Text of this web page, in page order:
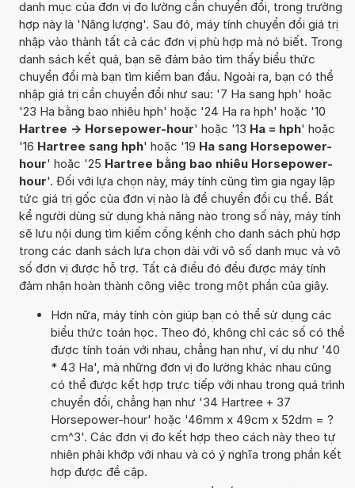
danh mục của đơn vị đo lường cần chuyển đổi, trong trường
hợp này là 'Năng lượng'. Sau đó, máy tính chuyển đổi giá trị
nhập vào thành tất cả các đơn vị phù hợp mà nó biết. Trong
danh sách kết quả, bạn sẽ đảm bảo tìm thấy biểu thức
chuyển đổi mà bạn tìm kiếm ban đầu. Ngoài ra, bạn có thể
nhập giá trị cần chuyển đổi như sau: '7 Ha sang hph' hoặc
'23 Ha bằng bao nhiêu hph' hoặc '24 Ha ra hph' hoặc '10
Hartree -> Horsepower-hour' hoặc '13 Ha = hph' hoặc
'16 Hartree sang hph' hoặc '19 Ha sang Horsepower-
hour' hoặc '25 Hartree bằng bao nhiêu Horsepower-
hour'. Đối với lựa chọn này, máy tính cũng tìm gia ngay lập
tức giá trị gốc của đơn vị nào là để chuyển đổi cụ thể. Bất
kể người dùng sử dụng khả năng nào trong số này, máy tính
sẽ lưu nội dung tìm kiếm cồng kềnh cho danh sách phù hợp
trong các danh sách lựa chọn dài với vô số danh mục và vô
số đơn vị được hỗ trợ. Tất cả điều đó đều được máy tính
đảm nhận hoàn thành công việc trong một phần của giây.
Hơn nữa, máy tính còn giúp bạn có thể sử dụng các
biểu thức toán học. Theo đó, không chỉ các số có thể
được tính toán với nhau, chẳng hạn như, ví dụ như '40
* 43 Ha', mà những đơn vị đo lường khác nhau cũng
có thể được kết hợp trực tiếp với nhau trong quá trình
chuyển đổi, chẳng hạn như '34 Hartree + 37
Horsepower-hour' hoặc '46mm x 49cm x 52dm = ?
cm^3'. Các đơn vị đo kết hợp theo cách này theo tự
nhiên phải khớp với nhau và có ý nghĩa trong phần kết
hợp được đề cập.